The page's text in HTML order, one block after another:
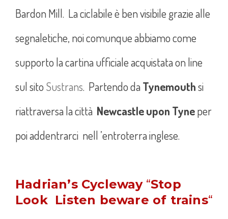
Bardon Mill. La ciclabile è ben visibile grazie alle
segnaletiche, noi comunque abbiamo come
supporto la cartina ufficiale acquistata on line
sul sitoSustrans. Partendo daTynemouthsi
riattraversa la città Newcastle upon Tyneper
poi addentrarci nell ’entroterra inglese.
Hadrian’s Cycleway“Stop
Look Listen beware of trains“